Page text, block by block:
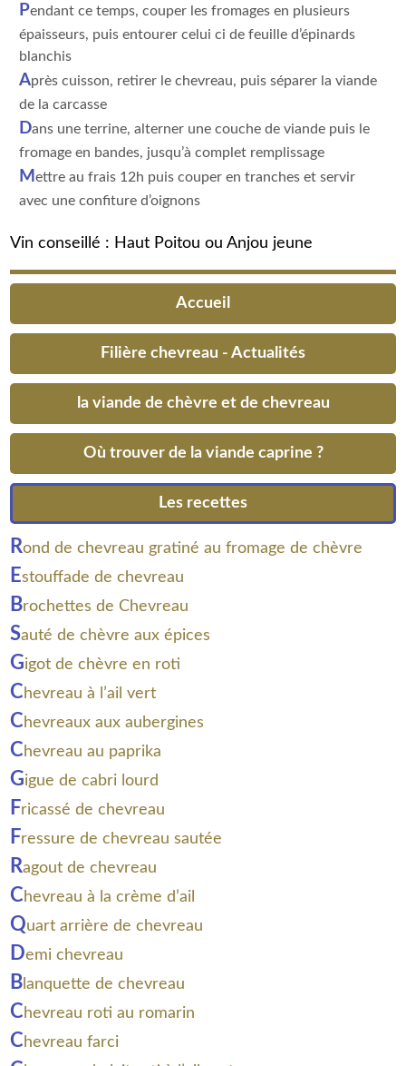
Pendant ce temps, couper les fromages en plusieurs
épaisseurs, puis entourer celui ci de feuille d’épinards
blanchis
Après cuisson, retirer le chevreau, puis séparer la viande
de la carcasse
Dans une terrine, alterner une couche de viande puis le
fromage en bandes, jusqu’à complet remplissage
Mettre au frais 12h puis couper en tranches et servir
avec une confiture d’oignons
Vin conseillé : Haut Poitou ou Anjou jeune
Accueil
Filière chevreau - Actualités
la viande de chèvre et de chevreau
Où trouver de la viande caprine ?
Les recettes
Rond de chevreau gratiné au fromage de chèvre
Estouffade de chevreau
Brochettes de Chevreau
Sauté de chèvre aux épices
Gigot de chèvre en roti
C hevreau à l’ail vert
C hevreaux aux aubergines
C hevreau au paprika
Gigue de cabri lourd
Fricassé de chevreau
Fressure de chevreau sautée
Ragout de chevreau
C hevreau à la crème d’ail
Quart arrière de chevreau
Demi chevreau
B lanquette de chevreau
C hevreau roti au romarin
C hevreau farci